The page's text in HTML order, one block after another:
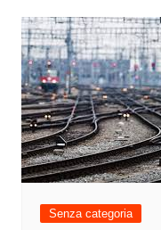
Senza categoria